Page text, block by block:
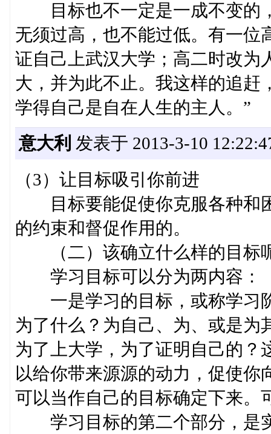
目标也不一定是一成不变的
无须过高，也不能过低。有一位
证自己上武汉大学；高二时改为
大，并为此不止。我这样的追赶
学得自己是自在人生的主人。”
意大利 发表于 2013-3-10
（3）让目标吸引你前进
目标要能促使你克服各种和
的约束和督促作用的。
（二）该确立什么样的目标
学习目标可以分为两内容：
一是学习的目标，或称学习
为了什么？为自己、为、或是为
为了上大学，为了证明自己的？
以给你带来源源的动力，促使
可以当作自己的目标确定下来。
学习目标的第二个部分，是